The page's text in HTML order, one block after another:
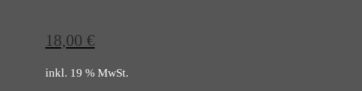
18,00 €
inkl. 19 % MwSt.